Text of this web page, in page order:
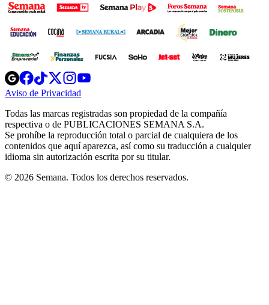
Opens
in
new
Opens
in
new
Opens
in
new
window
Opens
new
windowwindow
Aviso de Privacidad
new
window
Todas las marcas registradas son propiedad de la compañía
respectiva o de PUBLICACIONES SEMANA S.A.
Se prohíbe la reproducción total o parcial de cualquiera de los
contenidos que aquí aparezca, así como su traducción a cualquier
idioma sin autorización escrita por su titular.
© 2026 Semana. Todos los derechos reservados.